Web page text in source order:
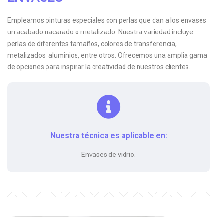
Empleamos pinturas especiales con perlas que dan a los envases
un acabado nacarado o metalizado. Nuestra variedad incluye
perlas de diferentes tamaños, colores de transferencia,
metalizados, aluminios, entre otros. Ofrecemos una amplia gama
de opciones para inspirar la creatividad de nuestros clientes.
Nuestra técnica es aplicable en:
Envases de vidrio.